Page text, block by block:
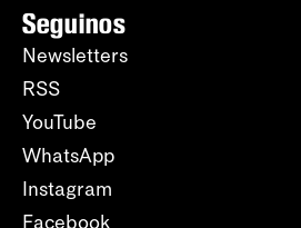
Seguinos
Newsletters
RSS
YouTube
WhatsApp
Instagram
Facebook